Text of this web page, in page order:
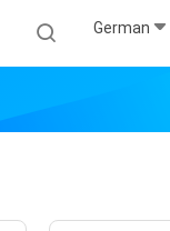
German